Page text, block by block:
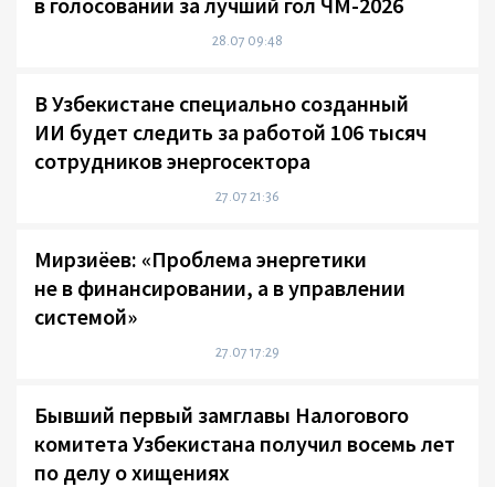
28.07 09:48
В Узбекистане специально созданный
ИИ будет следить за работой 106 тысяч
сотрудников энергосектора
27.07 21:36
Мирзиёев: «Проблема энергетики
не в финансировании, а в управлении
системой»
27.07 17:29
Бывший первый замглавы Налогового
комитета Узбекистана получил восемь лет
по делу о хищениях